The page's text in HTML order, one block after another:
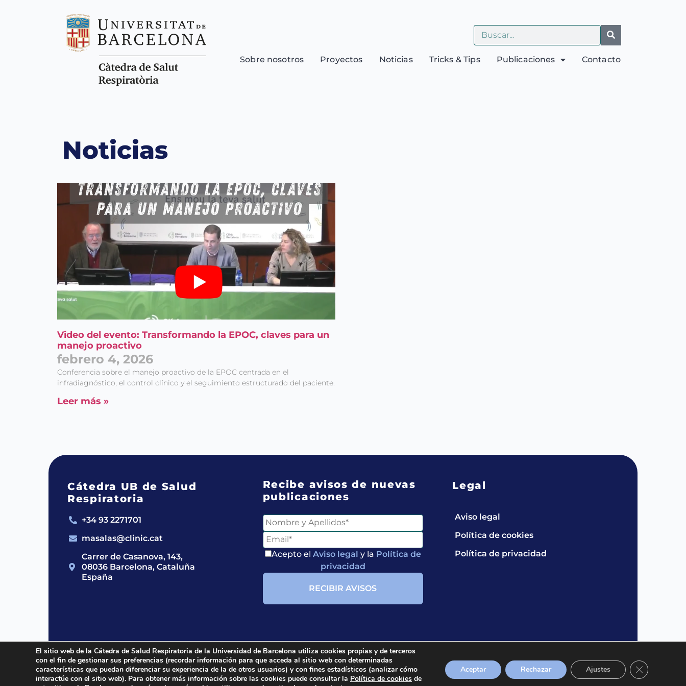
Sobre nosotros Proyectos Noticias Tricks & Tips Publicaciones Contacto
Noticias
Video del evento: Transformando la EPOC, claves para un
manejo proactivo
febrero 4, 2026
Conferencia sobre el manejo proactivo de la EPOC centrada en el
infradiagnóstico, el control clínico y el seguimiento estructurado del paciente.
Leer más »
Cátedra UB de Salud
Respiratoria
+34 93 2271701
masalas@clinic.cat
Carrer de Casanova, 143,
08036 Barcelona, Cataluña
España
Recibe avisos de nuevas
publicaciones
Acepto el Aviso legal y la Política de
privacidad
Legal
Aviso legal
Política de cookies
Política de privacidad
2024 © Cátedra UB de Salud Respiratoria.All rights reserved.
El sitio web de la Cátedra de Salud Respiratoria de la Universidad de Barcelona utiliza cookies propias y de terceros
con el fin de gestionar sus preferencias (recordar información para que acceda al sitio web con determinadas
características que puedan diferenciar su experiencia de la de otros usuarios) y con fines estadísticos (analizar cómo
interactúe con el sitio web). Para obtener más información sobre las cookies puede consultar la Política de cookies de
Aceptar Rechazar Ajustes Cerrar el